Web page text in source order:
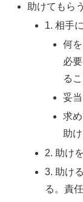
助けてもら
1. 相手
何
必
る
妥
求
助
2. 助け
3. 助け
る。責